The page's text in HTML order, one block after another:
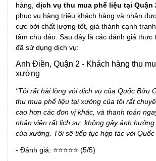
hàng, dịch vụ thu mua phế liệu tại Quận
phục vụ hàng triệu khách hàng và nhận
cực bởi chất lượng tốt, giá thành cạnh
tâm chu đáo. Sau đây là các đánh giá thực
đã sử dụng dịch vụ:
Anh Điền, Quận 2 - Khách hàng thu
xưởng
"Tôi rất hài lòng với dịch vụ của Quốc Bửu
thu mua phế liệu tại xưởng của tôi rất
cao hơn các đơn vị khác, và thanh toán
nhân viên rất lịch sự, không gây ảnh
của xưởng. Tôi sẽ tiếp tục hợp tác với
- Đánh giá: ⭐⭐⭐⭐⭐ (5/5)